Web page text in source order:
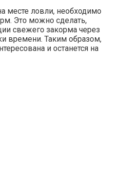
месте ловли, необходимо
Это можно сделать,
свежего закорма через
времени. Таким образом,
и останется на